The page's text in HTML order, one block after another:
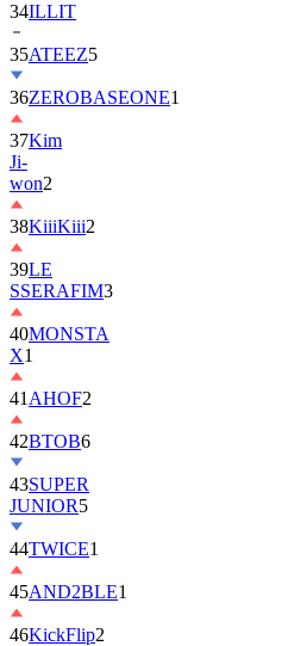
34ILLIT
35ATEEZ5
36ZEROBASEONE1
37Kim
Ji-
won2
38KiiiKiii2
39LE
SSERAFIM3
40MONSTA
X1
41 AHOF2
42BTOB6
43SUPER
JUNIOR5
44TWICE1
45AND2BLE1
46KickFlip2